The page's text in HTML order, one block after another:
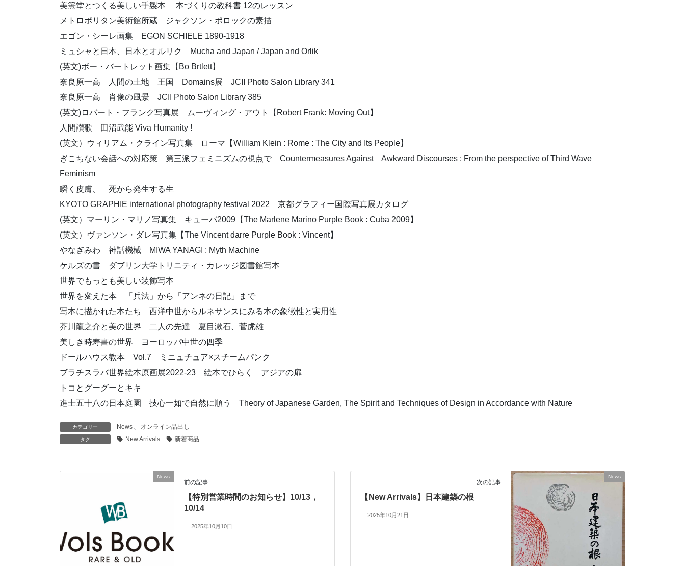
美篶堂とつくる美しい手製本 本づくりの教科書 12のレッスン
メトロポリタン美術館所蔵 ジャクソン・ポロックの素描
エゴン・シーレ画集 EGON SCHIELE 1890-1918
ミュシャと日本、日本とオルリク Mucha and Japan / Japan and Orlik
(英文)ボー・バートレット画集【Bo Brtlett】
奈良原一高 人間の土地 王国 Domains展 JCII Photo Salon Library 341
奈良原一高 肖像の風景 JCII Photo Salon Library 385
(英文)ロバート・フランク写真展 ムーヴィング・アウト【Robert Frank: Moving Out】
人間讃歌 田沼武能 Viva Humanity !
(英文）ウィリアム・クライン写真集 ローマ【William Klein : Rome : The City and Its People】
ぎこちない会話への対応策 第三派フェミニズムの視点で Countermeasures Against Awkward Discourses : From the perspective of Third Wave
Feminism
瞬く皮膚、 死から発生する生
KYOTO GRAPHIE international photography festival 2022 京都グラフィー国際写真展カタログ
(英文）マーリン・マリノ写真集 キューバ2009【The Marlene Marino Purple Book : Cuba 2009】
(英文）ヴァンソン・ダレ写真集【The Vincent darre Purple Book : Vincent】
やなぎみわ 神話機械 MIWA YANAGI : Myth Machine
ケルズの書 ダブリン大学トリニティ・カレッジ図書館写本
世界でもっとも美しい装飾写本
世界を変えた本 「兵法」から「アンネの日記」まで
写本に描かれた本たち 西洋中世からルネサンスにみる本の象徴性と実用性
芥川龍之介と美の世界 二人の先達 夏目漱石、菅虎雄
美しき時寿書の世界 ヨーロッパ中世の四季
ドールハウス教本 Vol.7 ミニュチュア×スチームパンク
ブラチスラバ世界絵本原画展2022-23 絵本でひらく アジアの扉
トコとグーグーとキキ
進士五十八の日本庭園 技心一如で自然に順う Theory of Japanese Garden, The Spirit and Techniques of Design in Accordance with Nature
カテゴリー News 、 オンライン品出し
タグ New Arrivals 新着商品
News
前の記事
【特別営業時間のお知らせ】10/13，
10/14
2025年10月10日
News
次の記事
【New Arrivals】日本建築の根
2025年10月21日